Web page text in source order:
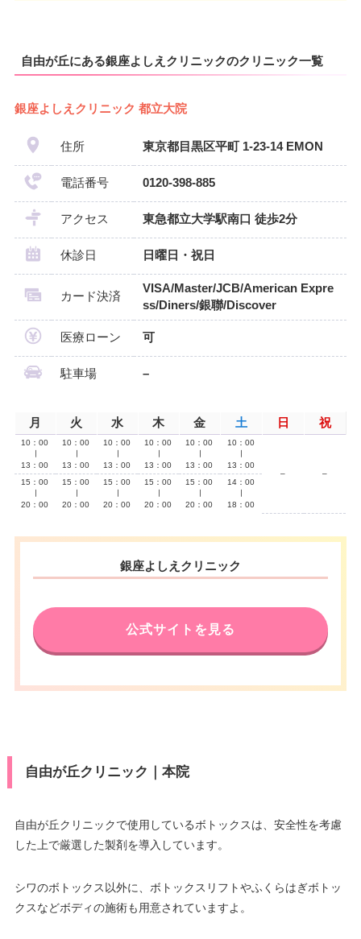
自由が丘にある銀座よしえクリニックのクリニック一覧
銀座よしえクリニック 都立大院
住所 東京都目黒区平町 1-23-14 EMON
電話番号 0120-398-885
アクセス 東急都立大学駅南口 徒歩2分
休診日 日曜日・祝日
カード決済
VISA/Master/JCB/American Expre
ss/Diners/銀聯/Discover
医療ローン 可
駐車場 –
月 火 水 木 金 土 日 祝
10：00
13：00
10：00
13：00
10：00
13：00
10：00
13：00
10：00
13：00
10：00
13：00
–
–
15：00
20：00
15：00
20：00
15：00
20：00
15：00
20：00
15：00
20：00
14：00
18：00
銀座よしえクリニック
公式サイトを見る
自由が丘クリニック｜本院
自由が丘クリニックで使用しているボトックスは、安全性を考慮
した上で厳選した製剤を導入しています。
シワのボトックス以外に、ボトックスリフトやふくらはぎボトッ
クスなどボディの施術も用意されていますよ。